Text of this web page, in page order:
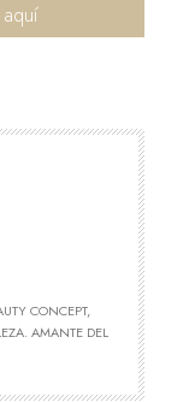
CONCEPT,
AMANTE DEL